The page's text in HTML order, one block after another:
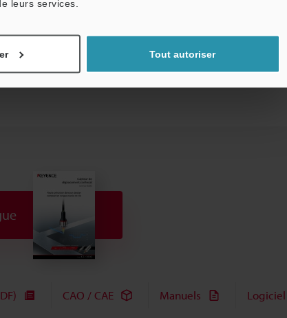
leurs services.
Tout autoriser
Autres modèles
CAO / CAE Manuels Logiciel